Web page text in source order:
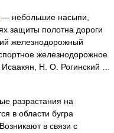
— небольшие насыпи,
защиты полотна дороги
железнодорожный
железнодорожное
Н. О. Рогинский …
разрастания на
в области бугра
в связи с